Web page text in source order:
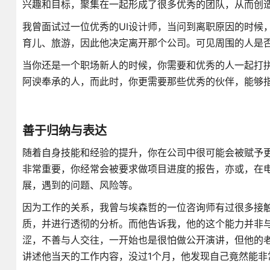
兴趣和目标，聚集在一起形成了很多优秀的团队，从而创
我曾面试过一位优秀的UI设计师，当问到离职原因的时
育儿、旅游，因此他决定离开那个公司。可见周围的人
当你还是一个职场新人的时候，你需要和优秀的人一起
阿谀奉承的人，而此时，你更需要那些优秀的伙伴，能
善于归纳与表达
随着自身技能和经验的提升，你在公司中很可能会被赋
非常重要，你经常会被要求做项目进度的报告，亦或，
展，遇到的问题、风险等。
因为工作的关系，我曾与埃森哲的一位咨询师有过很多
质，并进行透彻的分析。而他告诉我，他的这个能力并
涩，不善与人交往，一开始也是很怕做公开演讲，但他
讲述他当天的工作内容，没过1个月，他发现自己竟然能